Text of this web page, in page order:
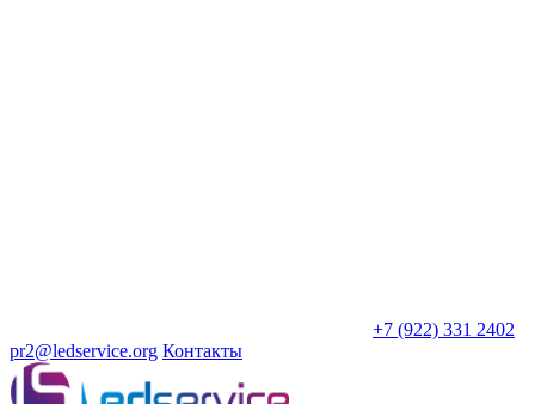
+7 (922) 331 2402
pr2@ledservice.org Контакты